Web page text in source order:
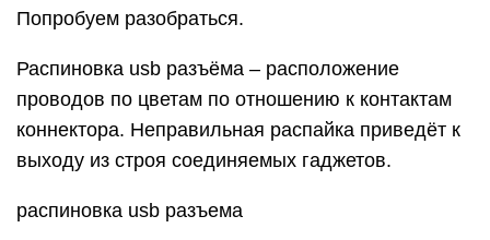
Попробуем разобраться.
Распиновка usb разъёма – расположение
проводов по цветам по отношению к контактам
коннектора. Неправильная распайка приведёт к
выходу из строя соединяемых гаджетов.
распиновка usb разъема